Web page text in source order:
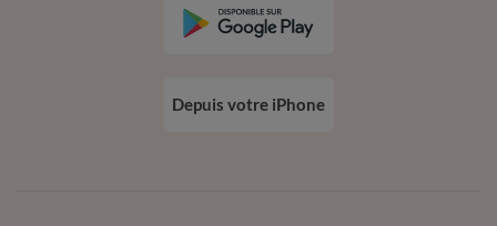
Depuis votre iPhone